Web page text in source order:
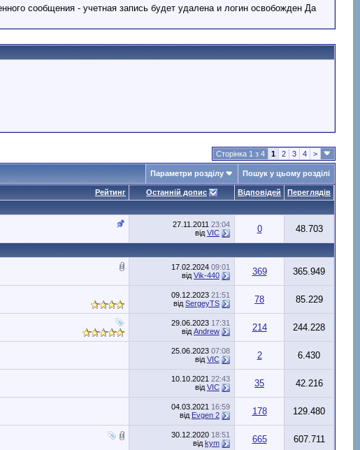
сообщения - учетная запись будет удалена и логин освобожден Да
Сторінка 1 з 4 1 2 3 4 >
Параметри розділу Пошук у цьому розділі
Рейтинг Останній допис Відповідей
Переглядів
27.11.2011 23:04
від VIC 0 48.703
17.02.2024 09:01
від Vik-440 369 365.949
09.12.2023 21:51
від SergeyTS 78 85.229
29.06.2023 17:31
від Andrew 214 244.228
25.06.2023 07:08
від VIC 2 6.430
10.10.2021 22:43
від VIC 35 42.216
04.03.2021 16:59
від Evgen 2 178 129.480
30.12.2020 18:51
від kym 665 607.711